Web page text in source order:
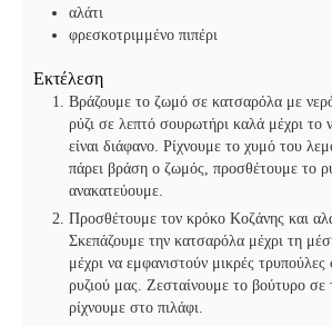
αλάτι
φρεσκοτριμμένο πιπέρι
Εκτέλεση
Βράζουμε το ζωμό σε κατσαρόλα με
ρύζι σε λεπτό σουρωτήρι καλά μέχρι το
είναι διάφανο. Ρίχνουμε το χυμό του
πάρει βράση ο ζωμός, προσθέτουμε το
ανακατεύουμε.
Προσθέτουμε τον κρόκο Κοζάνης και
Σκεπάζουμε την κατσαρόλα μέχρι τη
μέχρι να εμφανιστούν μικρές τρυπούλες
ρυζιού μας. Ζεσταίνουμε το βούτυρο σε
ρίχνουμε στο πιλάφι.